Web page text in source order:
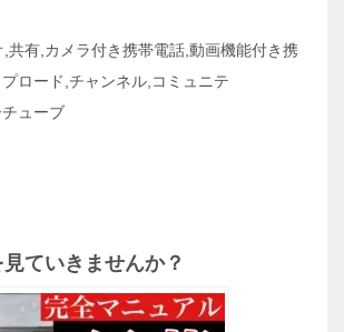
共有,カメラ付き携帯電話,動画機能付き携
ロード,チャンネル,コミュニテ
ューブ
ていきませんか？